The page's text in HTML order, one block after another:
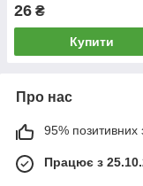
26 ₴
Купити
Про нас
95% позитивних
Працює з